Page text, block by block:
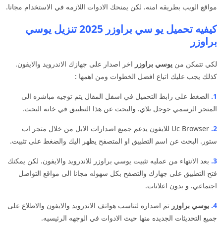
مواقع الويب بطريقه امنه. لكن يمنحك الادوات اللازمه في الاستخدام مجانا.
كيفيه تحميل يو سي براوزر 2025 تنزيل يوسي
براوزر
لكي تتمكن من يوسي براوزر اخر اصدار على جهازك الاندرويد والايفون.
كذلك يجب عليك اتباع افضل الخطوات ومن اهمها :
1. الضغط على رابط التحميل في اسفل المقال يتم توجيه مباشره الى
المتجر الرسمي جوجل بلاي. والبحث عن هذا التطبيق في خانه البحث.
2.
Uc Browser للايفون يدعم جميع اصدارات الابل من خلال متجر اب
ستور. البحث عن اسم التطبيق او المتصفح يظهر اليك والضغط على تثبيت.
3. بعد الانتهاء من عمليه تثبيت يوسي براوزر للاندرويد والايفون. لكن يمكنك
فتح التطبيق على جهازك والتصفح بكل سهوله مجانا الى مواقع التواصل
اجتماعي. و بدون اعلانات.
4. يوسي براوزر تم اصداره لتناسب هواتف الاندرويد والايفون والاطلاع على
جميع التحديثات الجديده منها حيث الادوات في الوجهه الرئيسيه.